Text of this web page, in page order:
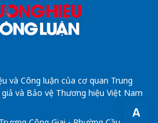
A
và Công luận của cơ quan Trung
và Bảo vệ Thương hiệu Việt Nam